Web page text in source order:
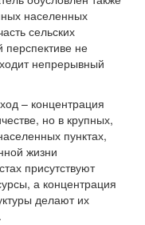
населенных
сельских
перспективе не
непрерывный
– концентрация
но в крупных,
пунктах,
жизни
присутствуют
а концентрация
делают их